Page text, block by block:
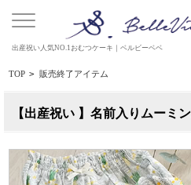
出産祝い人気NO.1おむつケーキ｜ベルビーベベ
TOP > 販売終了アイテム
【出産祝い 】名前入りムーミ